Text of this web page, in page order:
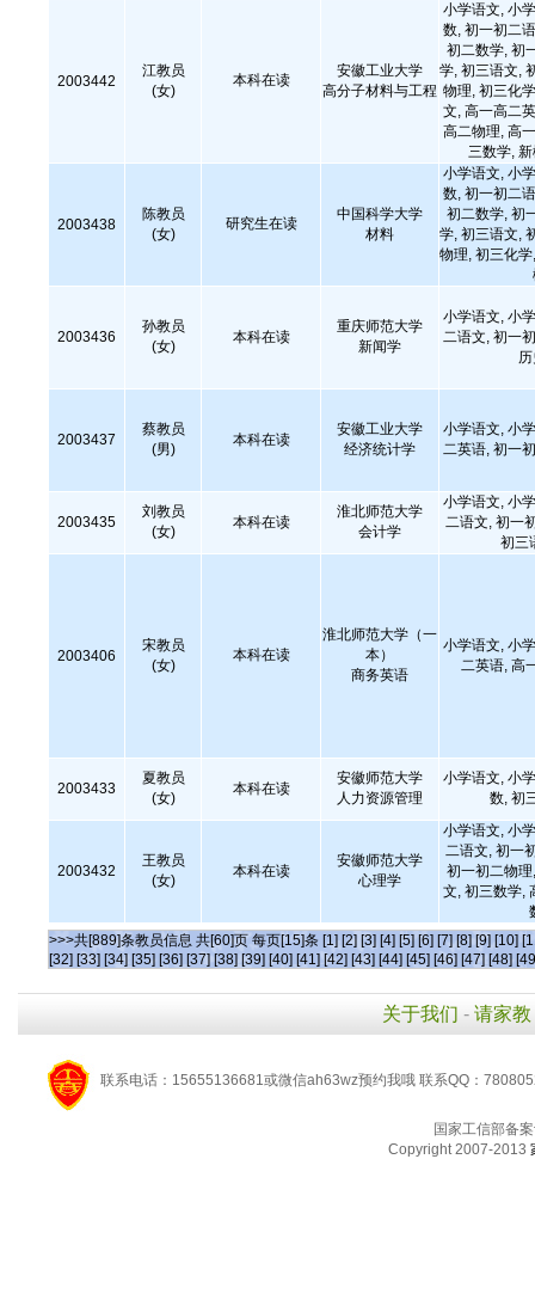
2003442
江教员
(女)
本科在读
安徽工业大学
高分子材料与工程
小学语文, 小
数, 初一初二
初二数学, 初
学, 初三语文,
物理, 初三化
文, 高一高二
高二物理, 高
三数学,
2003438
陈教员
(女)
研究生在读
中国科学大学
材料
小学语文, 小
数, 初一初二
初二数学, 初
学, 初三语文,
物理, 初三化
2003436
孙教员
(女)
本科在读
重庆师范大学
新闻学
小学语文, 小
二语文, 初一
2003437
蔡教员
(男)
本科在读
安徽工业大学
经济统计学
小学语文, 小
二英语, 初一
2003435
刘教员
(女)
本科在读
淮北师范大学
会计学
小学语文, 小
二语文, 初一
初三
2003406
宋教员
(女)
本科在读
淮北师范大学（一
本）
商务英语
小学语文, 小
二英语, 高
2003433
夏教员
(女)
本科在读
安徽师范大学
人力资源管理
小学语文, 小
数, 初
2003432
王教员
(女)
本科在读
安徽师范大学
心理学
小学语文, 小
二语文, 初一
初一初二物
文, 初三数学,
>>>共[889]条教员信息 共[60]页 每页[15]条 [1] [2] [3] [4] [5] [6] [7] [8] [9] [10]
[32] [33] [34] [35] [36] [37] [38] [39] [40] [41] [42] [43] [44] [45] [46] [47] [48]
关于我们 - 请家教
联系电话：15655136681或微信ah63wz预约我哦 联系QQ：
国家工信部备
Copyright 2007-2013